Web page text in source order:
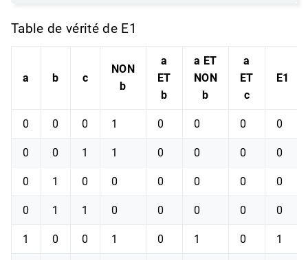
Table de vérité de E1
a b c
NON
b
a
ET
b
a ET
NON
b
a
ET
c
E1
0 0 0 1 0 0 0 0
0 0 1 1 0 0 0 0
0 1 0 0 0 0 0 0
0 1 1 0 0 0 0 0
1 0 0 1 0 1 0 1